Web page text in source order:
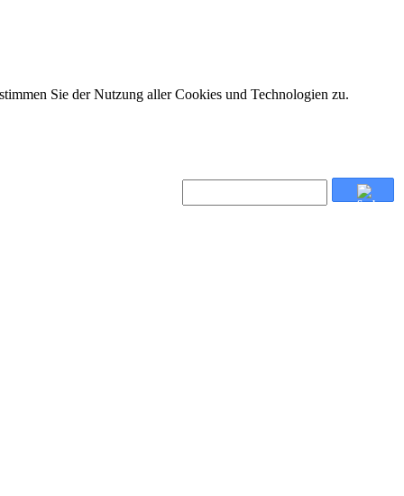
Sie der Nutzung aller Cookies und Technologien zu.